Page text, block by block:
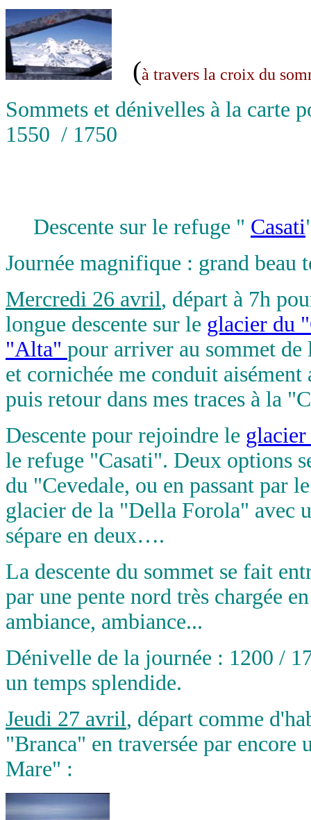
(à travers la croix du
Sommets et dénivelles à la carte
1550 / 1750
Descente sur le refuge " Casati
Journée magnifique : grand beau
Mercredi 26 avril, départ à 7h
longue descente sur le glacier du
"Alta" pour arriver au sommet de
et cornichée me conduit
puis retour dans mes traces à la
Descente pour rejoindre le
le refuge "Casati". Deux options
du "Cevedale, ou en passant par
glacier de la "Della Forola" avec
sépare en deux….
La descente du sommet se fait
par une pente nord très chargée
ambiance, ambiance...
Dénivelle de la journée : 1200 /
un temps splendide.
Jeudi 27 avril, départ comme
"Branca" en traversée par
Mare" :